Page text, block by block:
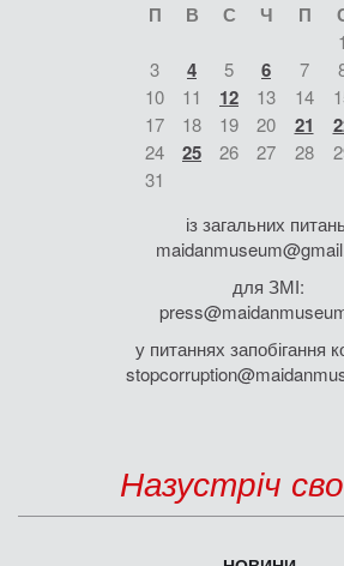
П В С Ч П
1
3 4 5 6 7
10
11 12 13 14
17
18 19 20 21
24
25 26 27 28
31
із загальних
для ЗМІ:
у питаннях запобігання
Назустріч